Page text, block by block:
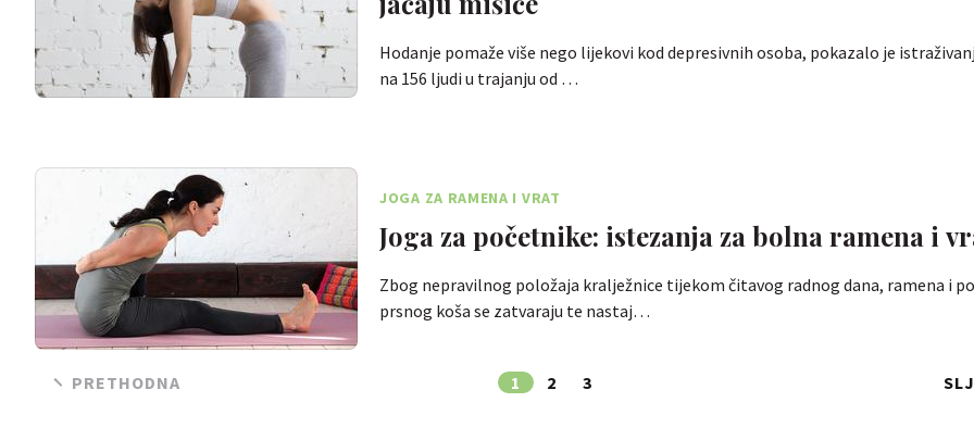
Hodanje pomaže više nego lijekovi kod depresivnih osoba, pokazalo je
na 156 ljudi u trajanju od …
JOGA ZA RAMENA I VRAT
Joga za početnike: istezanja za bolna ramena i
Zbog nepravilnog položaja kralježnice tijekom čitavog radnog dana, ramena i
prsnog koša se zatvaraju te nastaj…
PRETHODNA 1 2 3